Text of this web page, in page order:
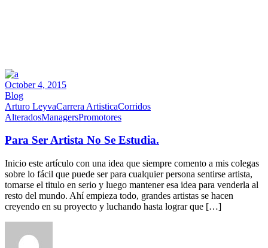
October 4, 2015
Blog
Arturo LeyvaCarrera ArtisticaCorridos
AlteradosManagersPromotores
Para Ser Artista No Se Estudia.
Inicio este artículo con una idea que siempre comento a mis colegas
sobre lo fácil que puede ser para cualquier persona sentirse artista,
tomarse el titulo en serio y luego mantener esa idea para venderla al
resto del mundo. Ahí empieza todo, grandes artistas se hacen
creyendo en su proyecto y luchando hasta lograr que […]